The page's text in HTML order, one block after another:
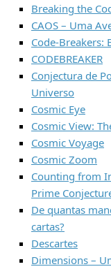
Breaking the
CAOS – Uma
Code-Breakers:
CODEBREAKER
Conjectura de
Universo
Cosmic Eye
Cosmic View:
Cosmic Voyage
Cosmic Zoom
Counting from
Prime
De quantas
cartas?
Descartes
Dimensions –